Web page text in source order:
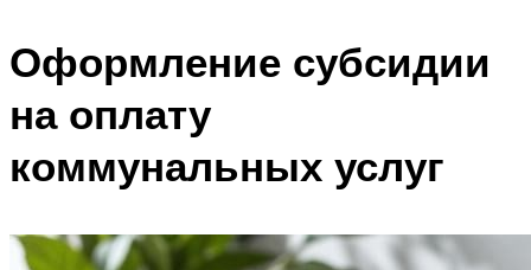
Оформление субсидии
на оплату
коммунальных услуг